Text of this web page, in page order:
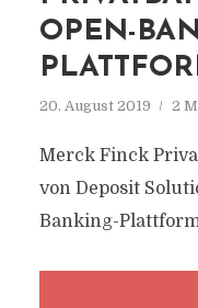
OPEN-
20. August 2019 2
Merck Finck
von Deposit
Banking-